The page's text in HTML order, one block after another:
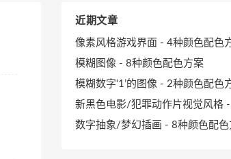
近期文章
像素风格游戏界面 - 4种颜色配色
模糊图像 - 8种颜色配色方案
模糊数字‘1’的图像 - 2种颜色配色
新黑色电影/犯罪动作片视觉风格
数字抽象/梦幻插画 - 8种颜色配色